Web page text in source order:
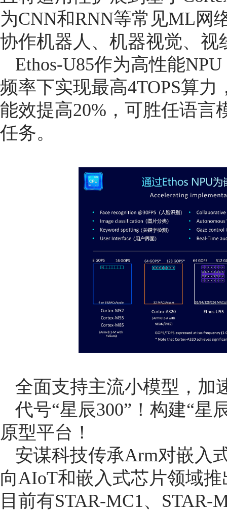
为CNN和RNN等常见ML网
协作机器人、机器视觉、
Ethos-U85作为高性能
频率下实现最高4TOPS算
能效提高20%，可胜任语言
任务。
全面支持主流小模型，加
代号“星辰300”！构建“星
原型平台！
安谋科技传承Arm对嵌入
向AIoT和嵌入式芯片领域推
目前有STAR-MC1、STAR-